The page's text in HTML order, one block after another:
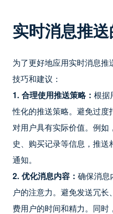
实时消息推
为了更好地应用实时消息
技巧和建议：
1. 合理使用推送策略： 根据
性化的推送策略。避免过度
对用户具有实际价值。例如
史、购买记录等信息，推
通知。
2. 优化消息内容： 确保消息
户的注意力。避免发送冗
费用户的时间和精力。同时